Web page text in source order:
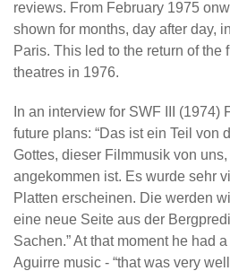
reviews. From February 1975
shown for months, day after day,
Paris. This led to the return of the
theatres in 1976.
In an interview for SWF III (1974)
future plans: “Das ist ein Teil von
Gottes, dieser Filmmusik von
angekommen ist. Es wurde sehr
Platten erscheinen. Die werden
eine neue Seite aus der
Sachen.” At that moment he had
Aguirre music - “that was very